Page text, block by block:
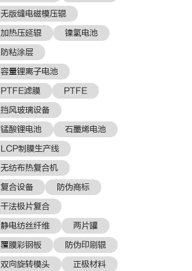
无版缝电磁模压辊
加热压延辊
镍氢电池
防粘涂层
容量锂离子电池
PTFE滤膜
PTFE
挡风玻璃设备
锰酸锂电池
石墨烯电池
LCP制膜生产线
无纺布热复合机
复合设备
防伪商标
干法极片复合
静电纺丝纤维
两片罐
覆膜彩钢板
防伪印刷辊
双向旋转模头
正极材料